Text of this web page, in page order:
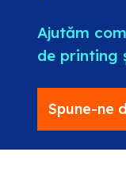
Ajutăm
de printing
Spune-ne